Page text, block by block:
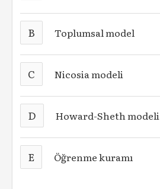
B Toplumsal model
C Nicosia modeli
D Howard-Sheth modeli
E Öğrenme kuramı